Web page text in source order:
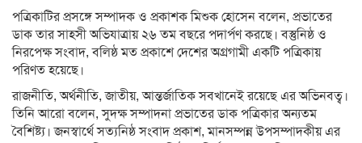
পত্রিকাটির প্রসঙ্গে সম্পাদক ও প্রকাশক মিশুক হোসেন বলেন, প্রভাতের
ডাক তার সাহসী অভিযাত্রায় ২৬ তম বছরে পদার্পণ করছে। বস্তুনিষ্ঠ ও
নিরপেক্ষ সংবাদ, বলিষ্ঠ মত প্রকাশে দেশের অগ্রগামী একটি পত্রিকায়
পরিণত হয়েছে।
রাজনীতি, অর্থনীতি, জাতীয়, আন্তর্জাতিক সবখানেই রয়েছে এর অভিনবত্ব।
তিনি আরো বলেন, সুদক্ষ সম্পাদনা প্রভাতের ডাক পত্রিকার অন্যতম
বৈশিষ্ট্য। জনস্বার্থে সত্যনিষ্ঠ সংবাদ প্রকাশ, মানসম্পন্ন উপসম্পাদকীয় এর